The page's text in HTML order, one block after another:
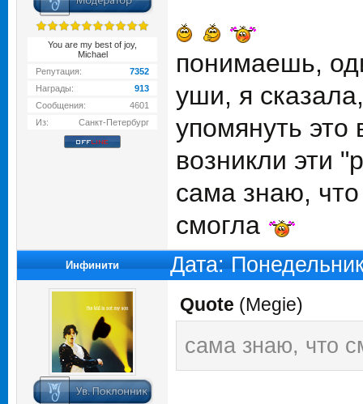
You are my best of joy,
Michael
Репутация:
7352
Награды:
913
Сообщения:
4601
Из:
Санкт-Петербург
понимаешь,
уши, я
упомянуть это
возникли эти
сама знаю,
смогла
Инфинити Дата:
Quote (Megie)
сама знаю, что